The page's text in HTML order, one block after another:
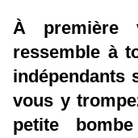
À première
ressemble à
indépendants
vous y
petite